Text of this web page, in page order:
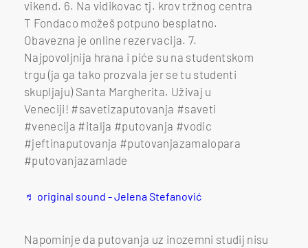
vikend. 6. Na vidikovac tj. krov tržnog centra
T Fondaco možeš potpuno besplatno.
Obavezna je online rezervacija. 7.
Najpovoljnija hrana i piće su na studentskom
trgu (ja ga tako prozvala jer se tu studenti
skupljaju) Santa Margherita. Uživaj u
Veneciji! #savetizaputovanja #saveti
#venecija #italja #putovanja #vodic
#jeftinaputovanja #putovanjazamalopara
#putovanjazamlade
♬ original sound - Jelena Stefanović
Napominje da putovanja uz inozemni studij nisu